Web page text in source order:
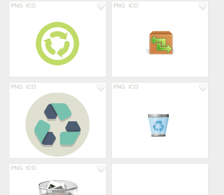
PNG ICO PNG ICO
PNG ICO PNG ICO
PNG ICO